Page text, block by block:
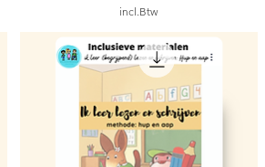
incl.Btw